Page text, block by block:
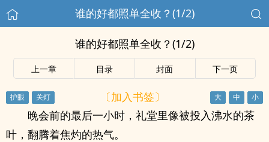
谁的好都照单全收？(1/2)
谁的好都照单全收？(1/2)
上一章 目录 封面 下一页
〔加入书签〕
晚会前的最后一小时，礼堂里像被投入沸水的茶
叶，翻腾着焦灼的热气。